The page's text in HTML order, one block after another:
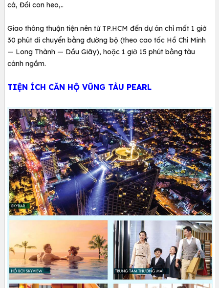
cá, Đồi con heo,..
Giao thông thuận tiện nên từ TP.HCM đến dự án chỉ mất 1 giờ
30 phút di chuyển bằng đường bộ (theo cao tốc Hồ Chí Minh
— Long Thành — Dầu Giây), hoặc 1 giờ 15 phút bằng tàu
cánh ngầm.
TIỆN ÍCH CĂN HỘ VŨNG TÀU PEARL